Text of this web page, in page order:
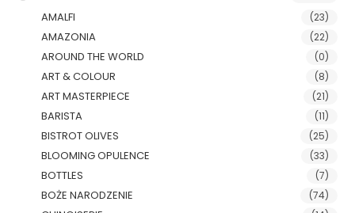
AMALFI (23)
AMAZONIA (22)
AROUND THE WORLD (0)
ART & COLOUR (8)
ART MASTERPIECE (21)
BARISTA (11)
BISTROT OLIVES (25)
BLOOMING OPULENCE (33)
BOTTLES (7)
BOŻE NARODZENIE (74)